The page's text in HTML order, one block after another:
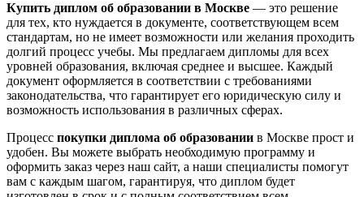
Купить диплом об образовании в Москве — это решение
для тех, кто нуждается в документе, соответствующем всем
стандартам, но не имеет возможности или желания проходить
долгий процесс учебы. Мы предлагаем дипломы для всех
уровней образования, включая среднее и высшее. Каждый
документ оформляется в соответствии с требованиями
законодательства, что гарантирует его юридическую силу и
возможность использования в различных сферах.
Процесс покупки диплома об образовании в Москве прост и
удобен. Вы можете выбрать необходимую программу и
оформить заказ через наш сайт, а наши специалисты помогут
вам с каждым шагом, гарантируя, что диплом будет